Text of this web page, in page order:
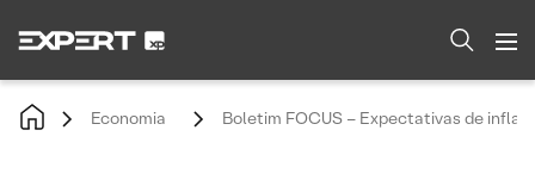
Economia Boletim FOCUS – Expectativas de